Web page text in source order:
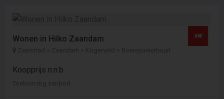
Wonen in Hilko Zaandam
Zaanstad > Zaandam > Kogerveld > Boerejonkerbuurt
Koopprijs n.n.b.
Toekomstig aanbod